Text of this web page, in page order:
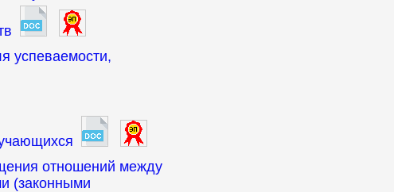
успеваемости,
отношений между
(законными